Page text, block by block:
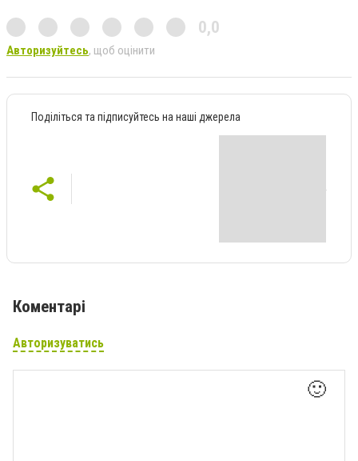
0,0
Авторизуйтесь, щоб оцінити
Поділіться та підписуйтесь на наші джерела
Коментарі
Авторизуватись
🙂